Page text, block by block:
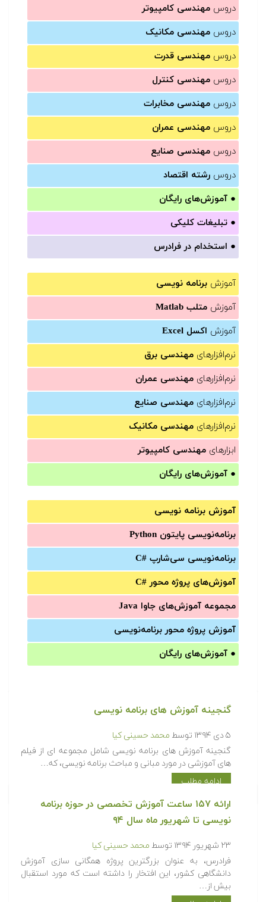
دروس مهندسی کامپیوتر
دروس مهندسی مکانیک
دروس مهندسی قدرت
دروس مهندسی کنترل
دروس مهندسی مخابرات
دروس مهندسی عمران
دروس مهندسی صنایع
دروس رشته اقتصاد
● آموزش‌های رایگان
● تبلیغات کلیکی
● استخدام در فرادرس
آموزش برنامه نویسی
آموزش متلب Matlab
آموزش اکسل Excel
نرم‌افزارهای مهندسی برق
نرم‌افزارهای مهندسی عمران
نرم‌افزارهای مهندسی صنایع
نرم‌افزارهای مهندسی مکانیک
ابزارهای مهندسی کامپیوتر
● آموزش‌های رایگان
آموزش برنامه نویسی
برنامه‌نویسی پایتون Python
برنامه‌‌نویسی سی‌شارپ C#‎
آموزش‌های پروژه محور #C
مجموعه آموزش‌های جاوا Java
آموزش‌ پروژه محور برنامه‌نویسی
● آموزش‌های رایگان
گنجینه آموزش های برنامه نویسی
۵ دی ۱۳۹۴ توسط محمد حسینی کیا
گنجینه آموزش های برنامه نویسی شامل مجموعه ای از فیلم
های آموزشی در مورد مبانی و مباحث برنامه نویسی، که…
ادامه مطلب
ارائه ۱۵۷ ساعت آموزش تخصصی در حوزه برنامه
نویسی تا شهریور ماه سال ۹۴
۲۳ شهریور ۱۳۹۴ توسط محمد حسینی کیا
فرادرس، به عنوان بزرگترین پروژه همگانی سازی آموزش
دانشگاهی کشور، این افتخار را داشته است که مورد استقبال
بیش از…